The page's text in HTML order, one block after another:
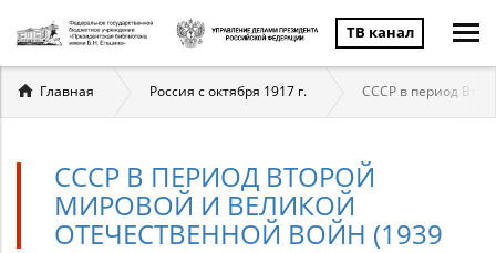
ТВ канал
Вы
здесь
Главная Россия с октября 1917 г. СССР в период
СССР В ПЕРИОД ВТОРОЙ
МИРОВОЙ И ВЕЛИКОЙ
ОТЕЧЕСТВЕННОЙ ВОЙН (1939